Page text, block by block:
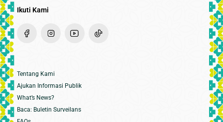
Ikuti Kami
Tentang Kami
Ajukan Informasi Publik
What’s News?
Baca: Buletin Surveilans